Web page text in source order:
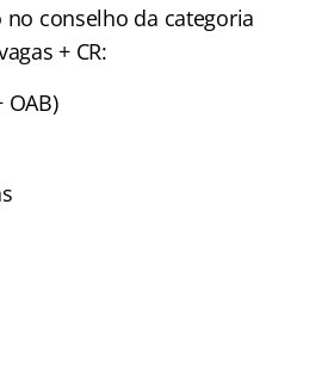
conselho da categoria
+ CR:
OAB)